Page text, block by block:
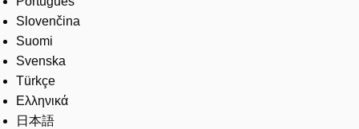
Slovenčina
Suomi
Svenska
Türkçe
Ελληνικά
日本語